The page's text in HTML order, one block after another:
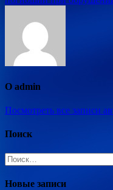
О admin
Посмотреть все записи
Поиск
Найти:
Новые записи